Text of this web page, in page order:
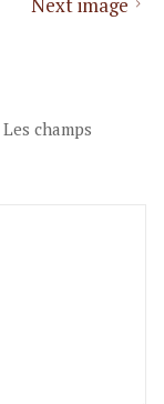
Next image
Les champs